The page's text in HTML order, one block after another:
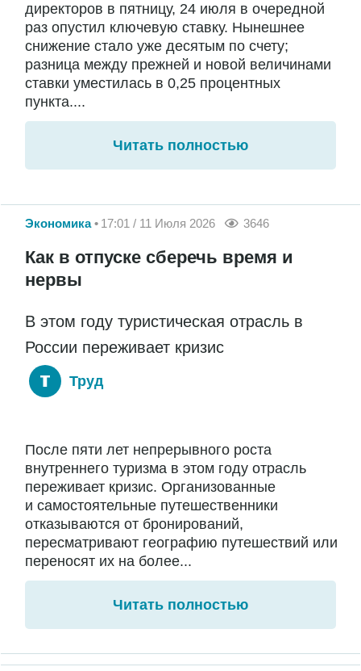
директоров в пятницу, 24 июля в очередной
раз опустил ключевую ставку. Нынешнее
снижение стало уже десятым по счету;
разница между прежней и новой величинами
ставки уместилась в 0,25 процентных
пункта....
Читать полностью
Экономика 17:01 / 11 Июля 2026 3646
Как в отпуске сберечь время и
нервы
В этом году туристическая отрасль в
России переживает кризис
Труд
После пяти лет непрерывного роста
внутреннего туризма в этом году отрасль
переживает кризис. Организованные
и самостоятельные путешественники
отказываются от бронирований,
пересматривают географию путешествий или
переносят их на более...
Читать полностью